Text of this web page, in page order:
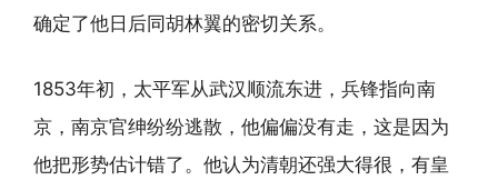
确定了他日后同胡林翼的密切关系。
1853年初，太平军从武汉顺流东进，兵锋指向南
京，南京官绅纷纷逃散，他偏偏没有走，这是因为
他把形势估计错了。他认为清朝还强大得很，有皇